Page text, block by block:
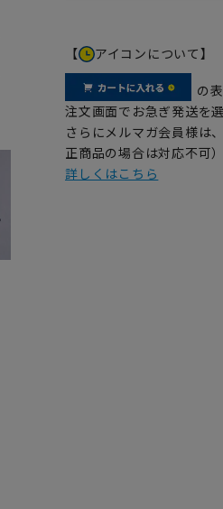
【 アイコンについて】
の
注文画面でお急ぎ発送を
さらにメルマガ会員様は
正商品の場合は対応不可）
詳しくはこちら